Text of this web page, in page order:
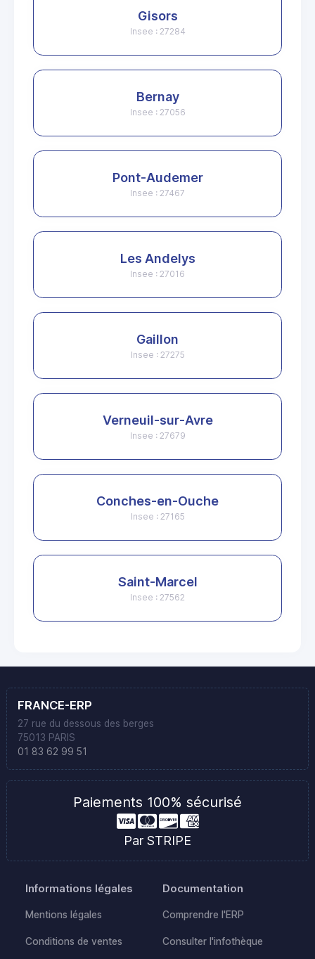
Gisors
Insee : 27284
Bernay
Insee : 27056
Pont-Audemer
Insee : 27467
Les Andelys
Insee : 27016
Gaillon
Insee : 27275
Verneuil-sur-Avre
Insee : 27679
Conches-en-Ouche
Insee : 27165
Saint-Marcel
Insee : 27562
FRANCE-ERP
27 rue du dessous des berges
75013 PARIS
01 83 62 99 51
Paiements 100% sécurisé
Par STRIPE
Informations légales
Mentions légales
Conditions de ventes
Documentation
Comprendre l'ERP
Consulter l'infothèque